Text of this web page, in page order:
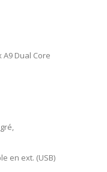
A9 Dual Core
en ext. (USB)